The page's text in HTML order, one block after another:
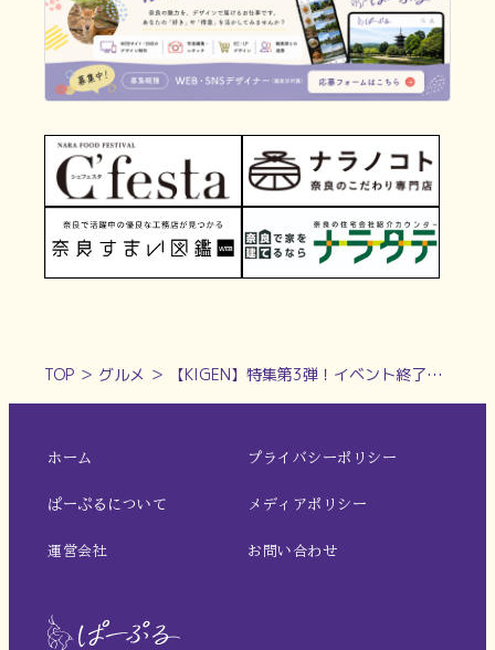
TOP ＞ グルメ ＞ 【KIGEN】特集第3弾！イベント終了後も奈良でゆっくりお酒と料理を味わえるお店～日本酒編その１～
ホーム
ぱーぷるについて
運営会社
プライバシーポリシー
メディアポリシー
お問い合わせ